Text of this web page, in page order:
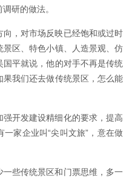
研的做法。
向，对市场反映已经饱和或过时
区、特色小镇、人造景观、仿
平就说，他的对手不再是传统
我们还去做传统景区，怎么能
强开发建设精细化的要求，提高
家企业叫“尖叫文旅”，意在做
一些传统景区和门票思维，多一